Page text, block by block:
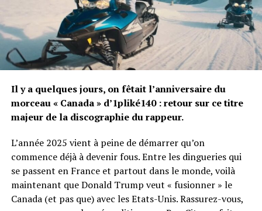
Il y a quelques jours, on fêtait l’anniversaire du
morceau « Canada » d’1pliké140 : retour sur ce titre
majeur de la discographie du rappeur.
L’année 2025 vient à peine de démarrer qu’on
commence déjà à devenir fous. Entre les dingueries qui
se passent en France et partout dans le monde, voilà
maintenant que Donald Trump veut « fusionner » le
Canada (et pas que) avec les Etats-Unis. Rassurez-vous,